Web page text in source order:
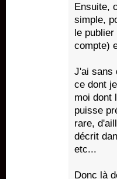
Ensuite,
simple,
le
compte)
J'ai sans
ce dont
moi dont
puisse
rare,
décrit
etc...
Donc là